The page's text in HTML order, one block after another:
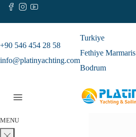
+90 546 454 28 58
info@platinyachting.com
Turkiye
Fethiye Marmaris
Bodrum
MENU